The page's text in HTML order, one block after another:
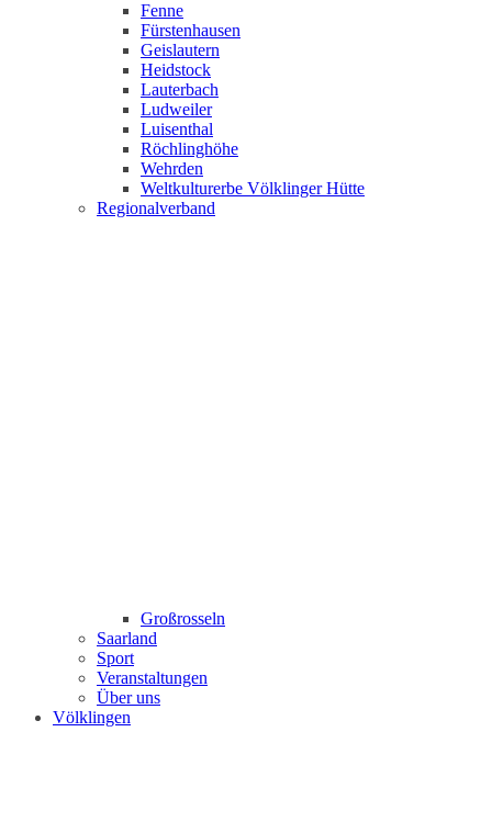
Fenne
Fürstenhausen
Geislautern
Heidstock
Lauterbach
Ludweiler
Luisenthal
Röchlinghöhe
Wehrden
Weltkulturerbe Völklinger Hütte
Regionalverband
Großrosseln
Saarland
Sport
Veranstaltungen
Über uns
Völklingen